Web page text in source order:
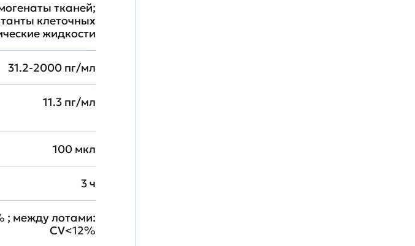
тканей;
клеточных
жидкости
31.2-2000 пг/мл
11.3 пг/мл
100 мкл
3 ч
; между лотами:
CV<12%